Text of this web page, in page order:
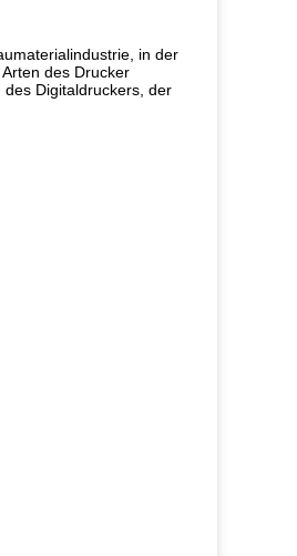
in der
des Drucker
Digitaldruckers, der